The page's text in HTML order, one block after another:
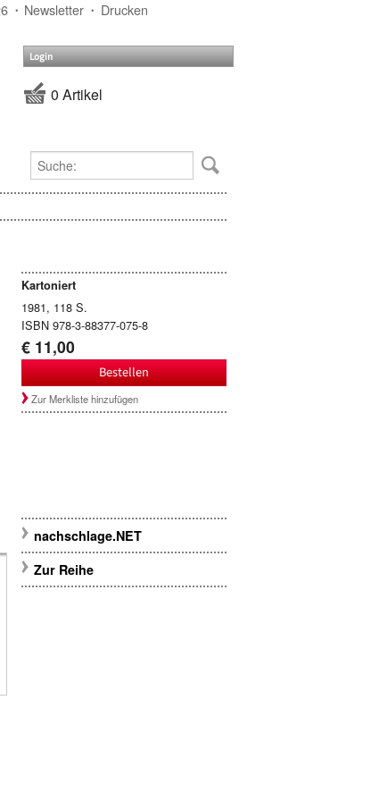
Newsletter Drucken
Login
0 Artikel
Kartoniert
1981, 118 S.
ISBN 978-3-88377-075-8
€ 11,00
Bestellen
Zur Merkliste hinzufügen
nachschlage.NET
Zur Reihe